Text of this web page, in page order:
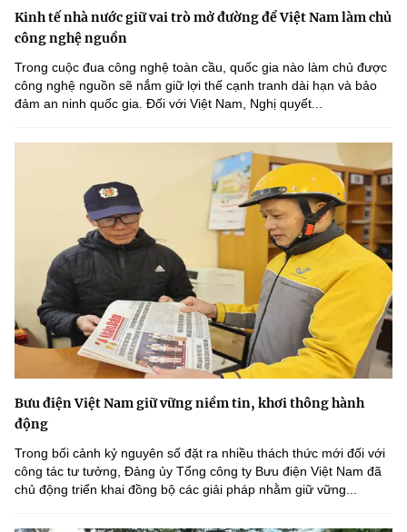
Kinh tế nhà nước giữ vai trò mở đường để Việt Nam làm chủ
công nghệ nguồn
Trong cuộc đua công nghệ toàn cầu, quốc gia nào làm chủ được
công nghệ nguồn sẽ nắm giữ lợi thế cạnh tranh dài hạn và bảo
đảm an ninh quốc gia. Đối với Việt Nam, Nghị quyết...
Bưu điện Việt Nam giữ vững niềm tin, khơi thông hành
động
Trong bối cảnh kỷ nguyên số đặt ra nhiều thách thức mới đối với
công tác tư tưởng, Đảng ủy Tổng công ty Bưu điện Việt Nam đã
chủ động triển khai đồng bộ các giải pháp nhằm giữ vững...